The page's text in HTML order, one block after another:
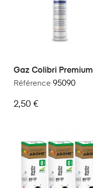
Gaz Colibri Premium
Référence 95090
2,50 €